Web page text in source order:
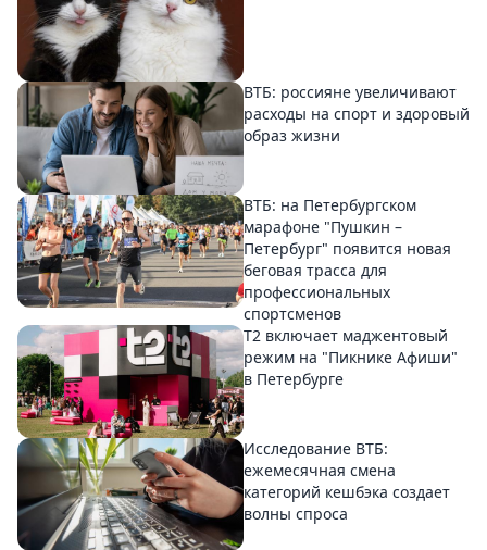
ВТБ: россияне увеличивают
расходы на спорт и здоровый
образ жизни
ВТБ: на Петербургском
марафоне "Пушкин –
Петербург" появится новая
беговая трасса для
профессиональных
спортсменов
Т2 включает маджентовый
режим на "Пикнике Афиши"
в Петербурге
Исследование ВТБ:
ежемесячная смена
категорий кешбэка создает
волны спроса